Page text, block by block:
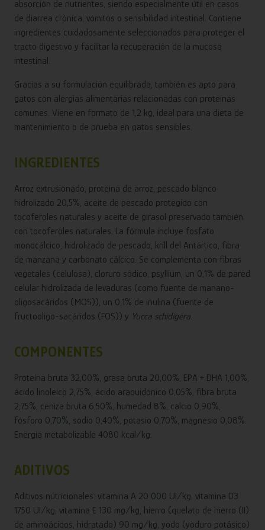
absorción de nutrientes, siendo especialmente útil en casos
de diarrea crónica, vómitos o sensibilidad intestinal. Contiene
ingredientes cuidadosamente seleccionados para proteger el
tracto digestivo y facilitar la recuperación de la mucosa
intestinal.
Gracias a su formulación equilibrada, también es apto para
gatos con alergias alimentarias relacionadas con proteínas
comunes. Viene en formato de 1,2 kg, ideal para una dieta de
mantenimiento o de prueba en gatos sensibles.
INGREDIENTES
Arroz extrusionado, proteína de arroz, pescado blanco
hidrolizado 20,5%, aceite de pescado protegido con
tocoferoles naturales y aceite de girasol preservado también
con tocoferoles naturales. La fórmula incluye fosfato
monocálcico, hidrolizado de pescado, krill del Antártico, fibra
de manzana y carbonato cálcico. Se complementa con fibras
vegetales (celulosa), cloruro sódico, psyllium, un 0,1% de pared
celular hidrolizada de levaduras (como fuente de manano-
oligosacáridos (MOS)), un 0,1% de inulina (fuente de
fructooligo-sacáridos (FOS)) y Yucca schidigera.
COMPONENTES
Proteína bruta 32,00%, grasa bruta 20,00%, EPA + DHA 1,00%,
ácido linoleico 2,75%, ácido araquidónico 0,05%, fibra bruta
2,75%, ceniza bruta 6,50%, humedad 8%, calcio 0,90%,
fósforo 0,70%, sodio 0,40%, potasio 0,70%, magnesio 0,08%.
Energía metabolizable 4080 kcal/kg.
ADITIVOS
Aditivos nutricionales: vitamina A 20 000 UI/kg, vitamina D3
1750 UI/kg, vitamina E 130 mg/kg, hierro (quelato de hierro (II)
de aminoácidos, hidratado) 90 mg/kg, yodo (yoduro potásico)